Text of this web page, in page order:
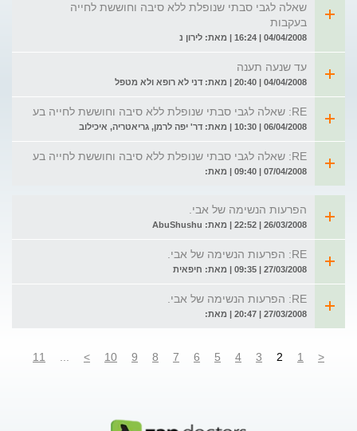
שאלה לגבי סבתי שנופלת ללא סיבה וחוששת לחייה
בעקבות
04/04/2008 | 16:24 | מאת: לירון נ
עד שנעה תענה
04/04/2008 | 20:40 | מאת: דני לא רופא ולא מטפל
RE: שאלה לגבי סבתי שנופלת ללא סיבה וחוששת לחייה בע
06/04/2008 | 10:30 | מאת: דר' יפה לרמן, גריאטריה, איכילוב
RE: שאלה לגבי סבתי שנופלת ללא סיבה וחוששת לחייה בע
07/04/2008 | 09:40 | מאת:
הפרעות הנשימה של אבי.
26/03/2008 | 22:52 | מאת: AbuShushu
RE: הפרעות הנשימה של אבי.
27/03/2008 | 09:35 | מאת: חיפאית
RE: הפרעות הנשימה של אבי.
27/03/2008 | 20:47 | מאת:
<
1
2
3
4
5
6
7
8
9
10
>
11